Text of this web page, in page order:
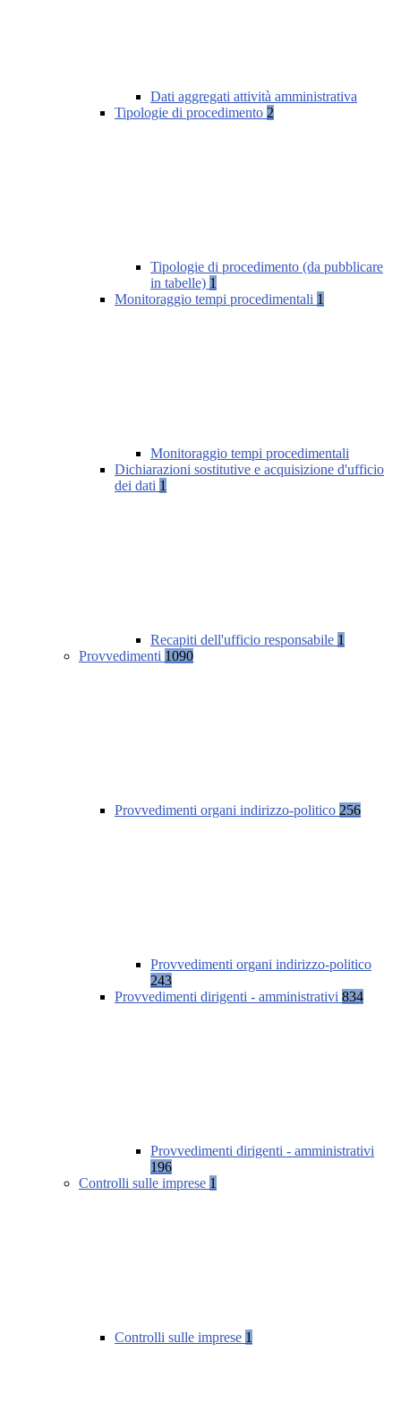
Dati aggregati attività amministrativa
Tipologie di procedimento 2
Tipologie di procedimento (da pubblicare
in tabelle) 1
Monitoraggio tempi procedimentali 1
Monitoraggio tempi procedimentali
Dichiarazioni sostitutive e acquisizione d'ufficio
dei dati 1
Recapiti dell'ufficio responsabile 1
Provvedimenti 1090
Provvedimenti organi indirizzo-politico 256
Provvedimenti organi indirizzo-politico
243
Provvedimenti dirigenti - amministrativi 834
Provvedimenti dirigenti - amministrativi
196
Controlli sulle imprese 1
Controlli sulle imprese 1